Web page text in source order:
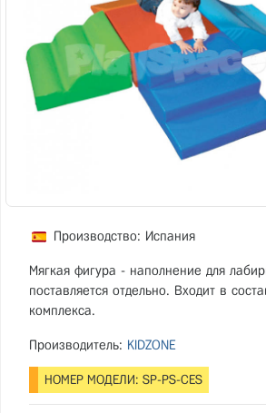
Производство: Испания
Мягкая фигура - наполнение для
поставляется отдельно. Входит в
комплекса.
Производитель: KIDZONE
НОМЕР МОДЕЛИ: SP-PS-CES